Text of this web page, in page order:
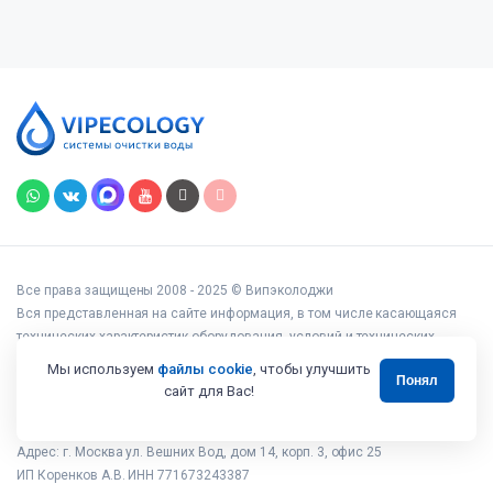
Все права защищены 2008 - 2025 © Випэколоджи
Вся представленная на сайте информация, в том числе касающаяся
технических характеристик оборудования, условий и технических
возможностей подключения, наличия на складе, стоимости товаров и
услуг, носит информационный характер и ни при каких условиях не
является публичной офертой, определяемой положениями статьи 437
Адрес: г. Москва ул. Вешних Вод, дом 14, корп. 3, офис 25
ИП Коренков А.В. ИНН 771673243387
Мы используем файлы cookie, чтобы улучшить
сайт для Вас!
Понял